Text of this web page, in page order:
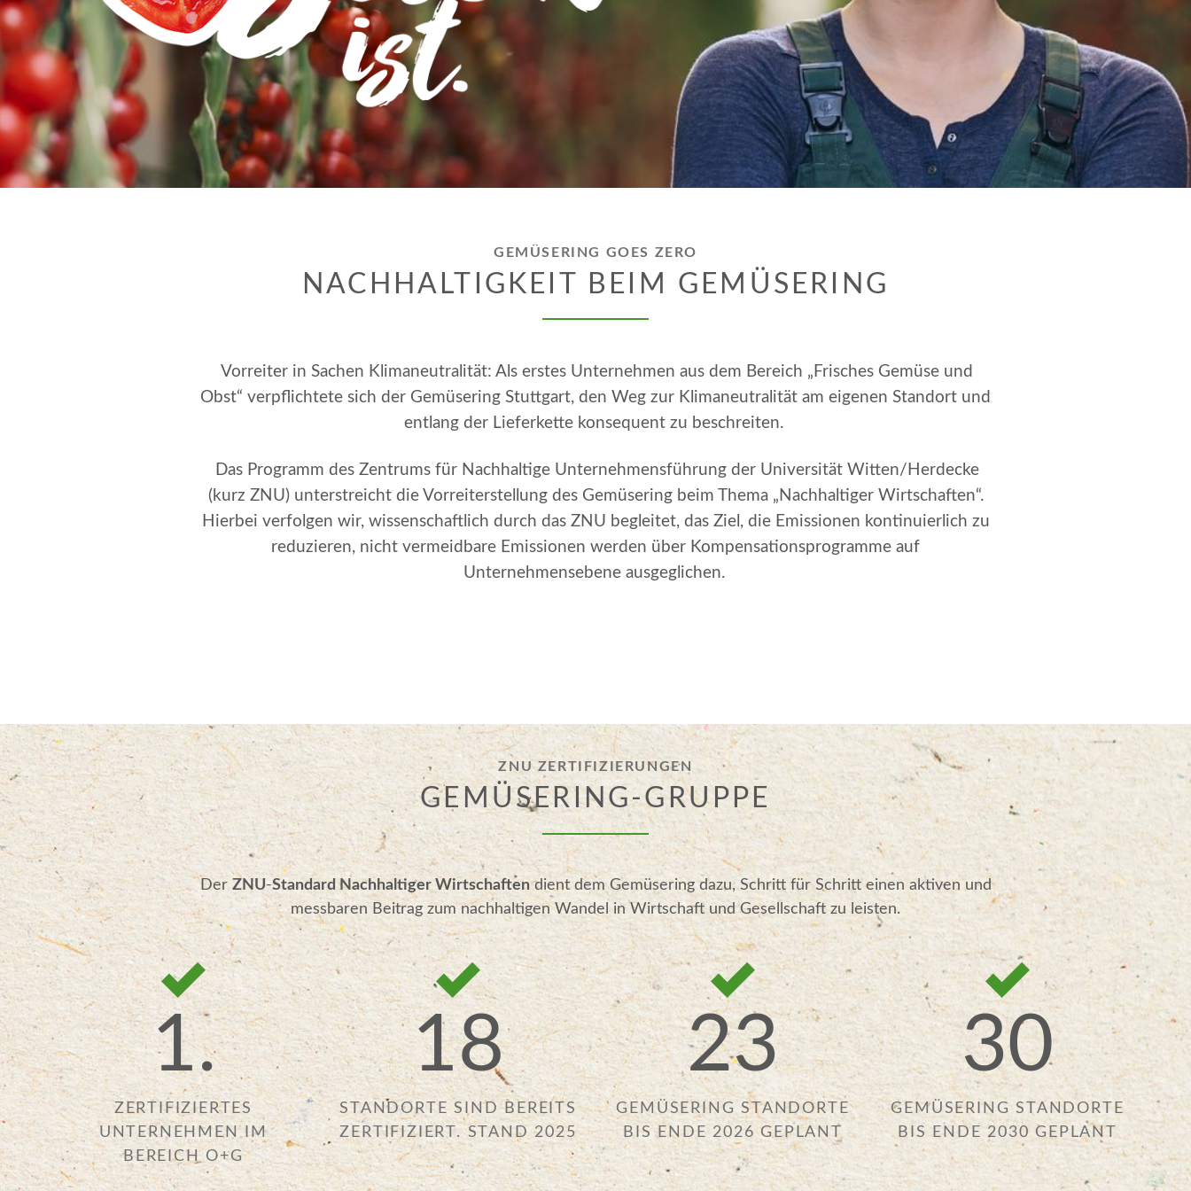
GEMÜSERING GOES ZERO
NACHHALTIGKEIT BEIM GEMÜSERING
Vorreiter in Sachen Klimaneutralität: Als erstes Unternehmen aus dem Bereich „Frisches Gemüse und
Obst“ verpflichtete sich der Gemüsering Stuttgart, den Weg zur Klimaneutralität am eigenen Standort und
entlang der Lieferkette konsequent zu beschreiten.
Das Programm des Zentrums für Nachhaltige Unternehmensführung der Universität Witten/Herdecke
(kurz ZNU) unterstreicht die Vorreiterstellung des Gemüsering beim Thema „Nachhaltiger Wirtschaften“.
Hierbei verfolgen wir, wissenschaftlich durch das ZNU begleitet, das Ziel, die Emissionen kontinuierlich zu
reduzieren, nicht vermeidbare Emissionen werden über Kompensationsprogramme auf
Unternehmensebene ausgeglichen.
ZNU ZERTIFIZIERUNGEN
GEMÜSERING-GRUPPE
Der ZNU-Standard Nachhaltiger Wirtschaftendient dem Gemüsering dazu, Schritt für Schritt einen aktiven und
messbaren Beitrag zum nachhaltigen Wandel in Wirtschaft und Gesellschaft zu leisten.
1.
ZERTIFIZIERTES
UNTERNEHMEN IM
BEREICH O+G
18
STANDORTE SIND BEREITS
ZERTIFIZIERT. STAND 2025
23
GEMÜSERING STANDORTE
BIS ENDE 2026 GEPLANT
30
GEMÜSERING STANDORTE
BIS ENDE 2030 GEPLANT